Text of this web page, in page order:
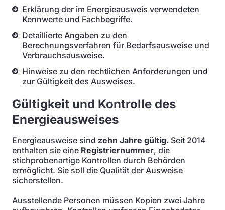
Erklärung der im Energieausweis verwendeten
Kennwerte und Fachbegriffe.
Detaillierte Angaben zu den
Berechnungsverfahren für Bedarfsausweise und
Verbrauchsausweise.
Hinweise zu den rechtlichen Anforderungen und
zur Gültigkeit des Ausweises.
Gültigkeit und Kontrolle des
Energieausweises
Energieausweise sind zehn Jahre gültig. Seit 2014
enthalten sie eine Registriernummer, die
stichprobenartige Kontrollen durch Behörden
ermöglicht. Sie soll die Qualität der Ausweise
sicherstellen.
Ausstellende Personen müssen Kopien zwei Jahre